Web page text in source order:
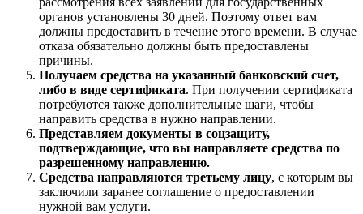
органов установлены 30 дней. Поэтому ответ вам
должны предоставить в течение этого времени. В случае
отказа обязательно должны быть предоставлены
причины.
Получаем средства на указанный банковский счет,
либо в виде сертификата. При получении сертификата
потребуются также дополнительные шаги, чтобы
направить средства в нужно направлении.
Представляем документы в соцзащиту,
подтверждающие, что вы направляете средства по
разрешенному направлению.
Средства направляются третьему лицу, с которым вы
заключили заранее соглашение о предоставлении
нужной вам услуги.